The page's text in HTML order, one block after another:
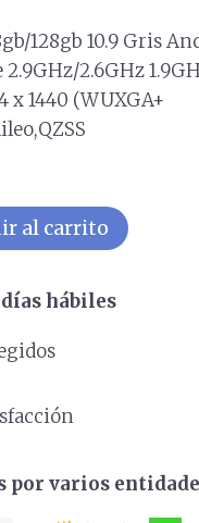
128gb 10.9 Gris
2.9GHz/2.6GHz
x 1440 (WUXGA+
al carrito
hábiles
por varios